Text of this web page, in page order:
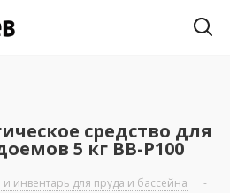
средство для
5 кг ВВ-Р100
инвентарь для пруда и бассейна
-